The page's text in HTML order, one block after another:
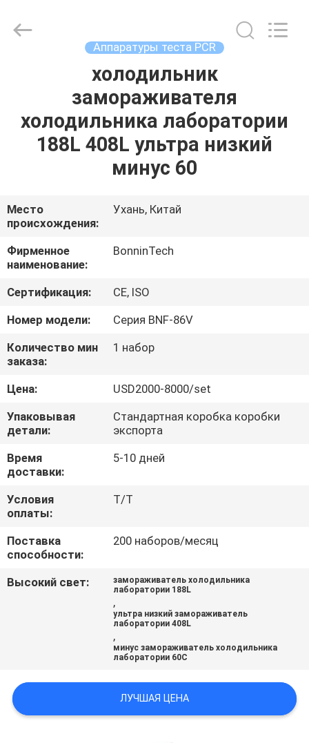
ПРОДУКТЫ
О
НАС
ПУТЕШЕСТВИЕ
ФАБРИКИ
ПРОВЕРКА
КАЧЕСТВА
СВЯЖИТЕСЬ
МЫ
СПРОСИТЕ
ЦИТАТУ
КАРТА
Reserved.
Developed
Аппаратуры теста PCR
холодильник
замораживателя
холодильника лаборатории
188L 408L ультра низкий
минус 60
Место
происхождения:
Ухань, Китай
Фирменное
наименование:
BonninTech
Сертификация:
CE, ISO
Номер модели:
Серия BNF-86V
Количество мин
заказа:
1 набор
Цена:
USD2000-8000/set
Упаковывая
детали:
Стандартная коробка коробки
экспорта
Время
доставки:
5-10 дней
Условия
оплаты:
T/T
Поставка
способности:
200 наборов/месяц
Высокий свет:
замораживатель холодильника
лаборатории 188L
,
ультра низкий замораживатель
лаборатории 408L
,
минус замораживатель холодильника
лаборатории 60C
ЛУЧШАЯ ЦЕНА